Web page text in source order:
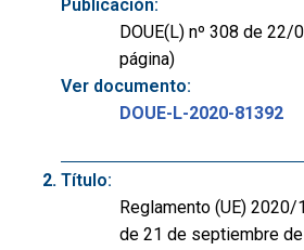
Publicación:
DOUE(L) nº 308 de 22/
página)
Ver documento:
DOUE-L-2020-81392
Título:
Reglamento (UE)
de 21 de septiembre